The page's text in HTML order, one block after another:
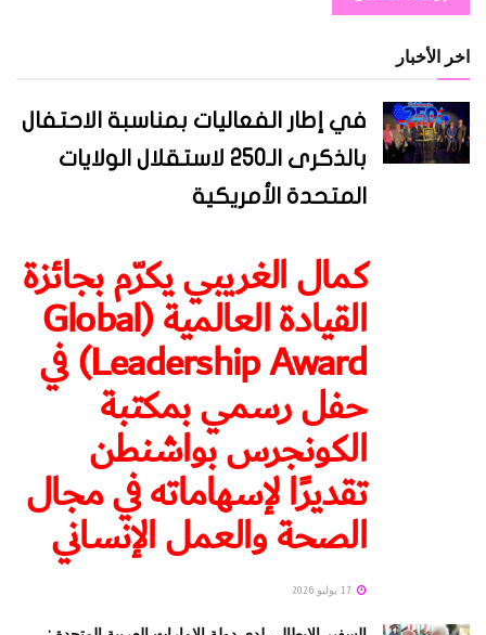
اخر الأخبار
في إطار الفعاليات بمناسبة الاحتفال
بالذكرى الـ250 لاستقلال الولايات
المتحدة الأمريكية
كمال الغريبي يكرّم بجائزة
القيادة العالمية (Global
Leadership Award) في
حفل رسمي بمكتبة
الكونجرس بواشنطن
تقديرًا لإسهاماته في مجال
الصحة والعمل الإنساني